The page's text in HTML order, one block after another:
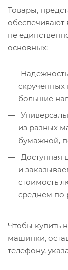
Товары,
обеспечивают
не
основных:
большие
из разных
бумажной,
Доступная
и
стоимость
среднем по
Чтобы купить
машинки,
телефону,